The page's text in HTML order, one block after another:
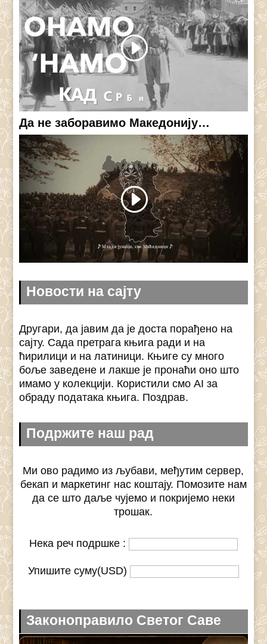
Да не заборавимо Македонију…
Новости на сајту
Другари, да јавим да је доста порађено на
сајту. Сада претрага књига ради и на
ћирилици и на латиници. Књиге су много
боље заведене и лакше је пронаћи оно што
имамо у колекцији. Користили смо AI за
обраду података књига. Поздрав.
Подржите наш рад
Ми ово радимо из љубави, међутим сервер,
бекап и маркетинг нас коштају. Помозите нам
да се што даље чујемо и покријемо неки
трошак.
Нека реч подршке :
Упишите суму(USD)
Законоправило Светог Саве